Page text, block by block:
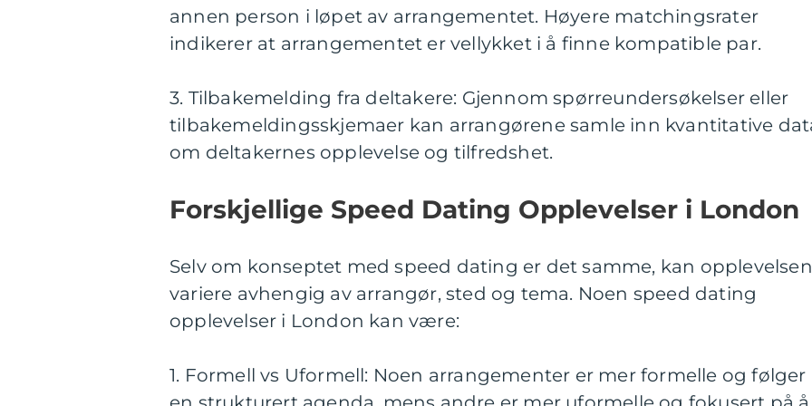
annen person i løpet av arrangementet. Høyere matchingsrater
indikerer at arrangementet er vellykket i å finne kompatible par.
3. Tilbakemelding fra deltakere: Gjennom spørreundersøkelser eller
tilbakemeldingsskjemaer kan arrangørene samle inn kvantitative
om deltakernes opplevelse og tilfredshet.
Forskjellige Speed Dating Opplevelser i London
Selv om konseptet med speed dating er det samme, kan opplevelsen
variere avhengig av arrangør, sted og tema. Noen speed dating
opplevelser i London kan være:
1. Formell vs Uformell: Noen arrangementer er mer formelle og følger